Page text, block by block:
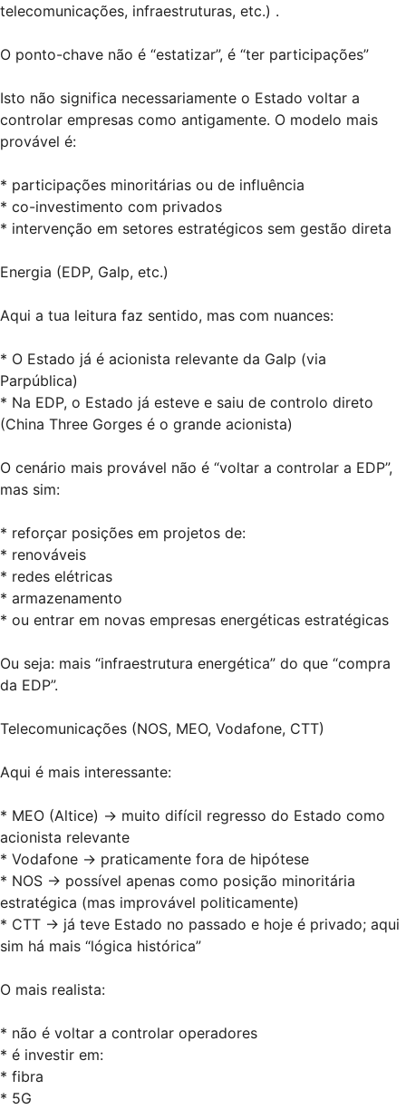
telecomunicações, infraestruturas, etc.) .
O ponto-chave não é “estatizar”, é “ter participações”
Isto não significa necessariamente o Estado voltar a
controlar empresas como antigamente. O modelo mais
provável é:
* participações minoritárias ou de influência
* co-investimento com privados
* intervenção em setores estratégicos sem gestão direta
Energia (EDP, Galp, etc.)
Aqui a tua leitura faz sentido, mas com nuances:
* O Estado já é acionista relevante da Galp (via
Parpública)
* Na EDP, o Estado já esteve e saiu de controlo direto
(China Three Gorges é o grande acionista)
O cenário mais provável não é “voltar a controlar a EDP”,
mas sim:
* reforçar posições em projetos de:
* renováveis
* redes elétricas
* armazenamento
* ou entrar em novas empresas energéticas estratégicas
Ou seja: mais “infraestrutura energética” do que “compra
da EDP”.
Telecomunicações (NOS, MEO, Vodafone, CTT)
Aqui é mais interessante:
* MEO (Altice) → muito difícil regresso do Estado como
acionista relevante
* Vodafone → praticamente fora de hipótese
* NOS → possível apenas como posição minoritária
estratégica (mas improvável politicamente)
* CTT → já teve Estado no passado e hoje é privado; aqui
sim há mais “lógica histórica”
O mais realista:
* não é voltar a controlar operadores
* é investir em:
* fibra
* 5G